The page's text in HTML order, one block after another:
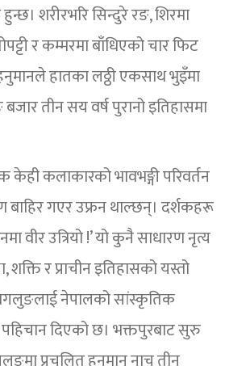
शरीरभरि सिन्दुरे रङ, शिरमा
र कम्मरमा बाँधिएको चार फिट
हातका लठ्ठी एकसाथ भुइँमा
तीन सय वर्ष पुरानो इतिहासमा
कलाकारको भावभङ्गी परिवर्तन
बाहिर गएर उफ्रन थाल्छन्। दर्शकहरू
वीर उत्रियो !’ यो कुनै साधारण नृत्य
शक्ति र प्राचीन इतिहासको यस्तो
नेपालको सांस्कृतिक
पहिचान दिएको छ। भक्तपुरबाट सुरु